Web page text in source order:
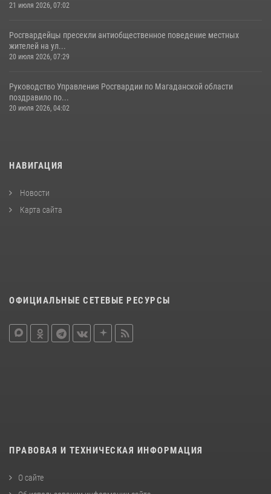
21 июля 2026, 07:02
Росгвардейцы пресекли антиобщественное поведение местных
жителей на ул...
20 июля 2026, 07:29
Руководство Управления Росгвардии по Магаданской области
поздравило по...
20 июля 2026, 04:02
НАВИГАЦИЯ
Новости
Карта сайта
ОФИЦИАЛЬНЫЕ СЕТЕВЫЕ РЕСУРСЫ
ПРАВОВАЯ И ТЕХНИЧЕСКАЯ ИНФОРМАЦИЯ
О сайте